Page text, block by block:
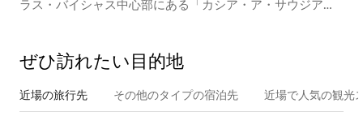
ラス・バイシャス中心部にある「カシア・ア・サウジア
ぜひ訪⁠れ⁠た⁠い目⁠的⁠地
近場の旅行先 その他のタ⁠イ⁠プ⁠の宿⁠泊⁠先 近場で人気の観光